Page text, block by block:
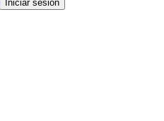
Iniciar sesión